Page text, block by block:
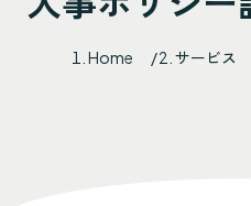
Home サービス